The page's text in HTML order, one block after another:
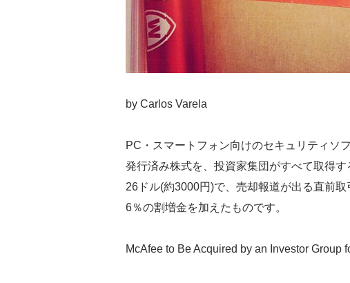
by Carlos Varela
PC・スマートフォン向けのセキュリティソ
発行済み株式を、投資家集団がすべて取得
26ドル(約3000円)で、売却報道が出る直前
6％の割増金を加えたものです。
McAfee to Be Acquired by an Investor Group